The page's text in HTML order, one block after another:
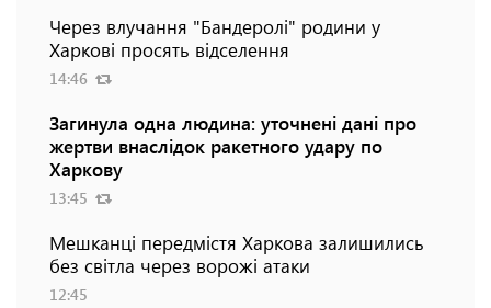
Через влучання "Бандеролі" родини у
Харкові просять відселення
14:46
Загинула одна людина: уточнені дані про
жертви внаслідок ракетного удару по
Харкову
13:45
Мешканці передмістя Харкова залишились
без світла через ворожі атаки
12:45